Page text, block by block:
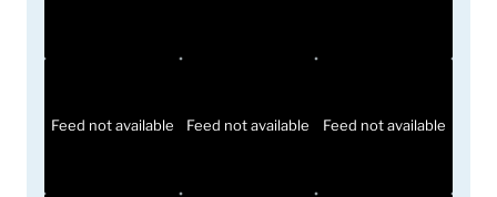
Feed not available Feed not available Feed not available